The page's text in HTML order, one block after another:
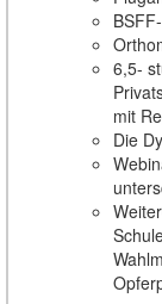
6,5-
mit
Die